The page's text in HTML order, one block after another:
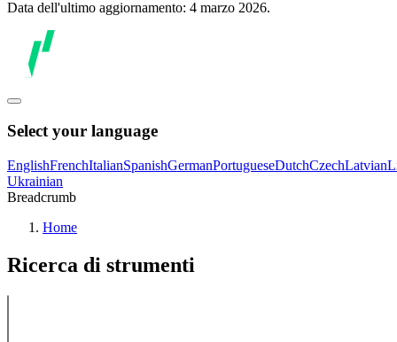
Data dell'ultimo aggiornamento: 4 marzo 2026.
Select your language
EnglishFrenchItalianSpanishGermanPortugueseDutchCzechLatvian
Ukrainian
Breadcrumb
Home
Ricerca di strumenti